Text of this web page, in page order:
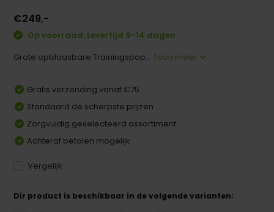
€249,-
Op voorraad: Levertijd 9-14 dagen
Grote opblaasbare Trainingspop...Toon meer
Gratis verzending vanaf €75
Standaard de scherpste prijzen
Zorgvuldig geselecteerd assortiment
Achteraf betalen mogelijk
Vergelijk
Dir product is beschikbaar in de volgende varianten: